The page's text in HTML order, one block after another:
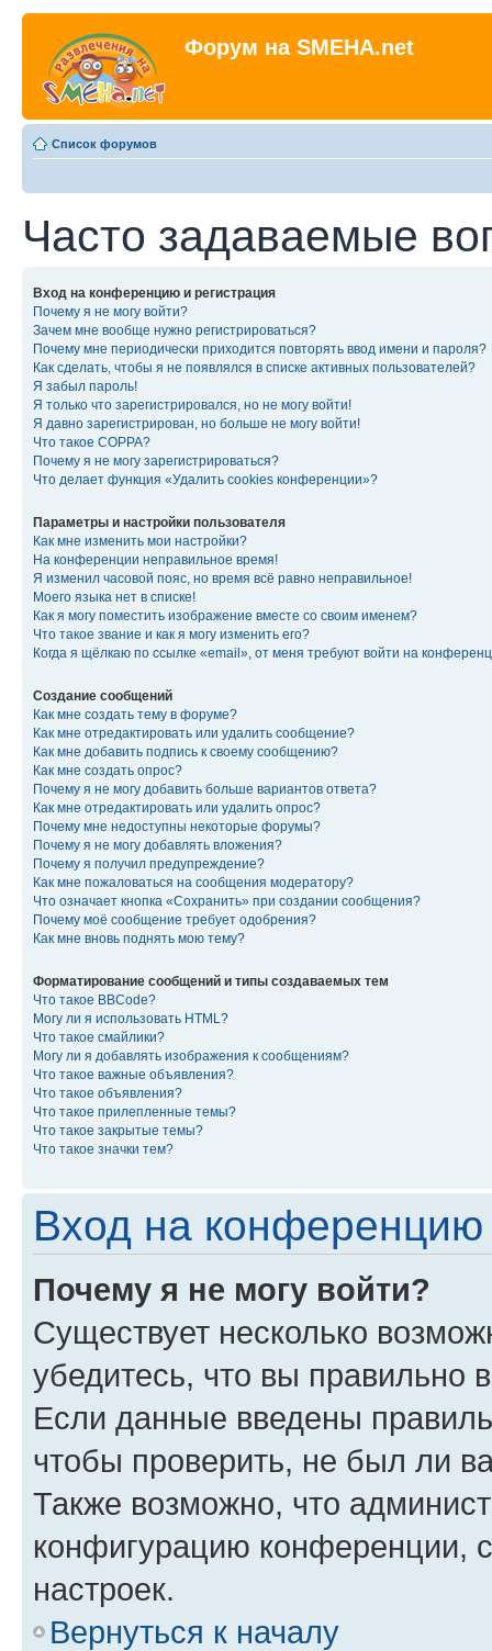
Форум на SMEHA.net
Список форумов
Часто задаваемые
Вход на конференцию и регистрация
Почему я не могу войти?
Зачем мне вообще нужно регистрироваться?
Почему мне периодически приходится повторять ввод имени и пароля?
Как сделать, чтобы я не появлялся в списке активных пользователей?
Я забыл пароль!
Я только что зарегистрировался, но не могу войти!
Я давно зарегистрирован, но больше не могу войти!
Что такое COPPA?
Почему я не могу зарегистрироваться?
Что делает функция «Удалить cookies конференции»?
Параметры и настройки пользователя
Как мне изменить мои настройки?
На конференции неправильное время!
Я изменил часовой пояс, но время всё равно неправильное!
Моего языка нет в списке!
Как я могу поместить изображение вместе со своим именем?
Что такое звание и как я могу изменить его?
Когда я щёлкаю по ссылке «email», от меня требуют войти на
Создание сообщений
Как мне создать тему в форуме?
Как мне отредактировать или удалить сообщение?
Как мне добавить подпись к своему сообщению?
Как мне создать опрос?
Почему я не могу добавить больше вариантов ответа?
Как мне отредактировать или удалить опрос?
Почему мне недоступны некоторые форумы?
Почему я не могу добавлять вложения?
Почему я получил предупреждение?
Как мне пожаловаться на сообщения модератору?
Что означает кнопка «Сохранить» при создании сообщения?
Почему моё сообщение требует одобрения?
Как мне вновь поднять мою тему?
Форматирование сообщений и типы создаваемых тем
Что такое BBCode?
Могу ли я использовать HTML?
Что такое смайлики?
Могу ли я добавлять изображения к сообщениям?
Что такое важные объявления?
Что такое объявления?
Что такое прилепленные темы?
Что такое закрытые темы?
Что такое значки тем?
Вход на конференцию
Почему я не могу войти?
Существует несколько
убедитесь, что вы правильно
Если данные введены
чтобы проверить, не был ли
Также возможно, что
конфигурацию конференции,
настроек.
Вернуться к началу